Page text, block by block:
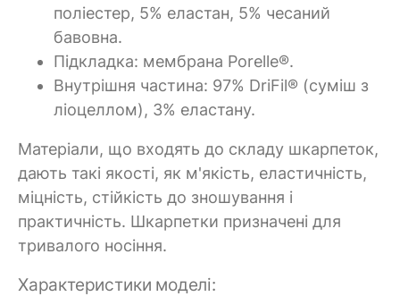
поліестер, 5% еластан, 5% чесаний
бавовна.
Підкладка: мембрана Porelle®.
Внутрішня частина: 97% DriFil® (суміш з
ліоцеллом), 3% еластану.
Матеріали, що входять до складу шкарпеток,
дають такі якості, як м'якість, еластичність,
міцність, стійкість до зношування і
практичність. Шкарпетки призначені для
тривалого носіння.
Характеристики моделі: